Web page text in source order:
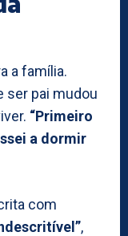
a família.
ser pai mudou
“Primeiro
a dormir
com
,